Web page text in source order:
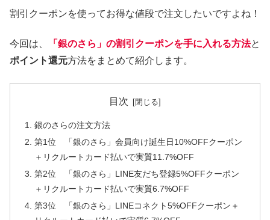
割引クーポンを使ってお得な値段で注文したいですよね！
今回は、 「銀のさら」の割引クーポンを手に入れる方法と
ポイント還元方法をまとめて紹介します。
目次
銀のさらの注文方法
第1位 「銀のさら」会員向け誕生日10%OFFクーポン
＋リクルートカード払いで実質11.7%OFF
第2位 「銀のさら」LINE友だち登録5%OFFクーポン
＋リクルートカード払いで実質6.7%OFF
第3位 「銀のさら」LINEコネクト5%OFFクーポン＋